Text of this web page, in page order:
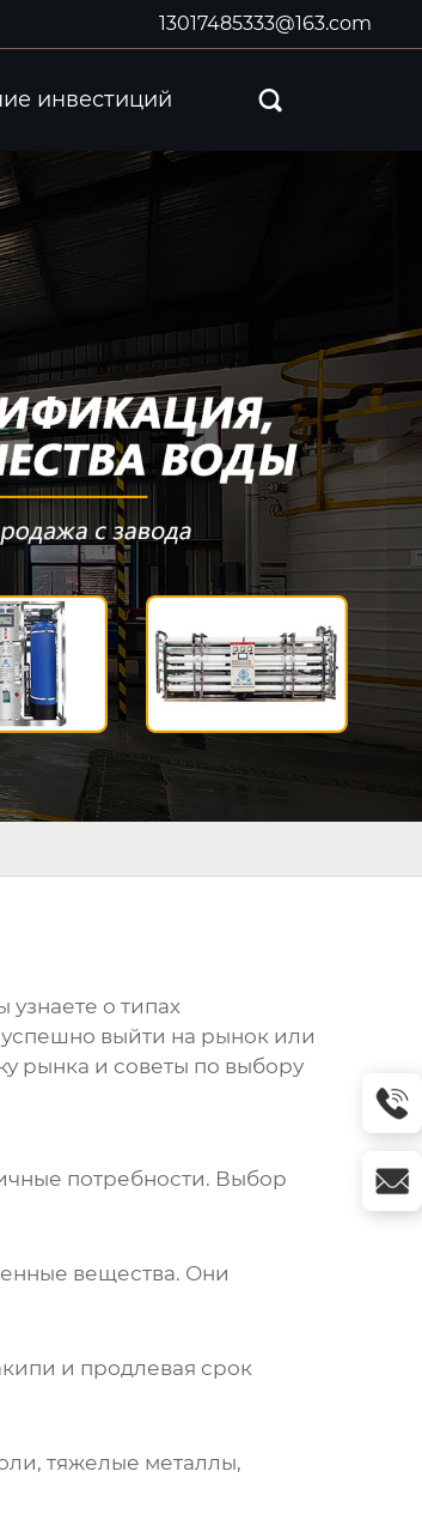
13017485333@163.com
инвестиций 
узнаете о типах
выйти на рынок или
рынка и советы по выбору
потребности. Выбор
вещества. Они
и продлевая срок
тяжелые металлы,